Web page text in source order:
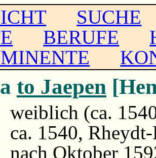
SUCHE
BERUFE
to Jaepen
weiblich (ca.
ca. 1540,
nach Oktober